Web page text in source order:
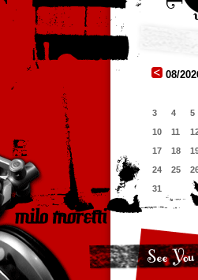
08/
3
4 5
10
11
17
18
24
25
31